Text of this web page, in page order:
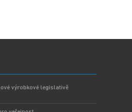
výrobkové legislativě